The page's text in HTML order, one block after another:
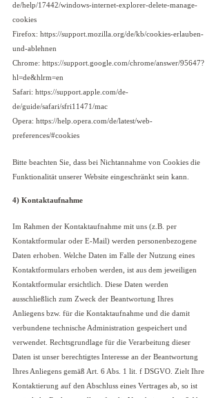
de/help/17442/windows-internet-explorer-delete-manage-
cookies
Firefox: https://support.mozilla.org/de/kb/cookies-erlauben-
und-ablehnen
Chrome: https://support.google.com/chrome/answer/95647?
hl=de&hlrm=en
Safari: https://support.apple.com/de-
de/guide/safari/sfri11471/mac
Opera: https://help.opera.com/de/latest/web-
preferences/#cookies
Bitte beachten Sie, dass bei Nichtannahme von Cookies die
Funktionalität unserer Website eingeschränkt sein kann.
4) Kontaktaufnahme
Im Rahmen der Kontaktaufnahme mit uns (z.B. per
Kontaktformular oder E-Mail) werden personenbezogene
Daten erhoben. Welche Daten im Falle der Nutzung eines
Kontaktformulars erhoben werden, ist aus dem jeweiligen
Kontaktformular ersichtlich. Diese Daten werden
ausschließlich zum Zweck der Beantwortung Ihres
Anliegens bzw. für die Kontaktaufnahme und die damit
verbundene technische Administration gespeichert und
verwendet. Rechtsgrundlage für die Verarbeitung dieser
Daten ist unser berechtigtes Interesse an der Beantwortung
Ihres Anliegens gemäß Art. 6 Abs. 1 lit. f DSGVO. Zielt Ihre
Kontaktierung auf den Abschluss eines Vertrages ab, so ist